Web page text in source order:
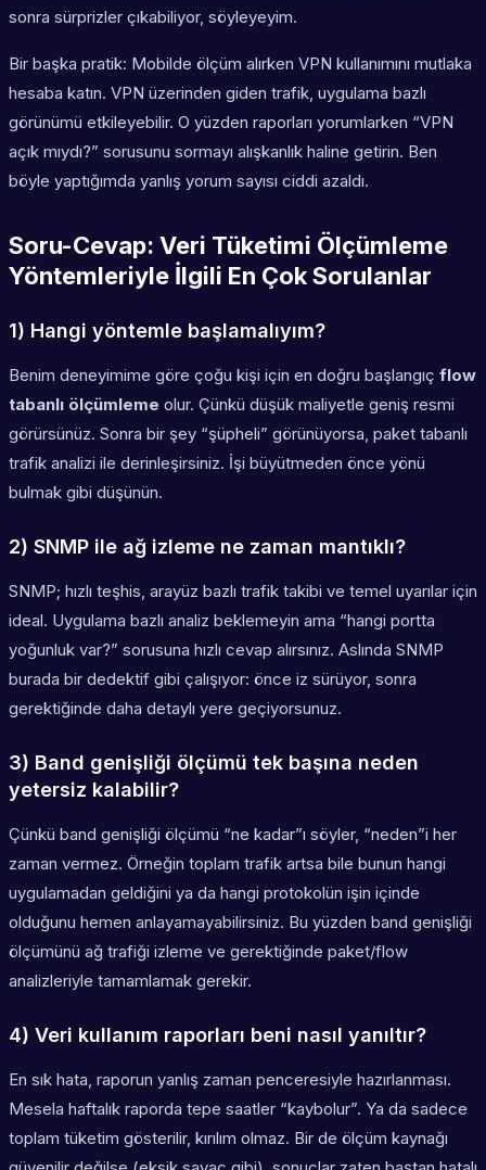
sonra sürprizler çıkabiliyor, söyleyeyim.
Bir başka pratik: Mobilde ölçüm alırken VPN kullanımını mutlaka
hesaba katın. VPN üzerinden giden trafik, uygulama bazlı
görünümü etkileyebilir. O yüzden raporları yorumlarken “VPN
açık mıydı?” sorusunu sormayı alışkanlık haline getirin. Ben
böyle yaptığımda yanlış yorum sayısı ciddi azaldı.
Soru-Cevap: Veri Tüketimi Ölçümleme
Yöntemleriyle İlgili En Çok Sorulanlar
1) Hangi yöntemle başlamalıyım?
Benim deneyimime göre çoğu kişi için en doğru başlangıç flow
tabanlı ölçümleme olur. Çünkü düşük maliyetle geniş resmi
görürsünüz. Sonra bir şey “şüpheli” görünüyorsa, paket tabanlı
trafik analizi ile derinleşirsiniz. İşi büyütmeden önce yönü
bulmak gibi düşünün.
2) SNMP ile ağ izleme ne zaman mantıklı?
SNMP; hızlı teşhis, arayüz bazlı trafik takibi ve temel uyarılar için
ideal. Uygulama bazlı analiz beklemeyin ama “hangi portta
yoğunluk var?” sorusuna hızlı cevap alırsınız. Aslında SNMP
burada bir dedektif gibi çalışıyor: önce iz sürüyor, sonra
gerektiğinde daha detaylı yere geçiyorsunuz.
3) Band genişliği ölçümü tek başına neden
yetersiz kalabilir?
Çünkü band genişliği ölçümü “ne kadar”ı söyler, “neden”i her
zaman vermez. Örneğin toplam trafik artsa bile bunun hangi
uygulamadan geldiğini ya da hangi protokolün işin içinde
olduğunu hemen anlayamayabilirsiniz. Bu yüzden band genişliği
ölçümünü ağ trafiği izleme ve gerektiğinde paket/flow
analizleriyle tamamlamak gerekir.
4) Veri kullanım raporları beni nasıl yanıltır?
En sık hata, raporun yanlış zaman penceresiyle hazırlanması.
Mesela haftalık raporda tepe saatler “kaybolur”. Ya da sadece
toplam tüketim gösterilir, kırılım olmaz. Bir de ölçüm kaynağı